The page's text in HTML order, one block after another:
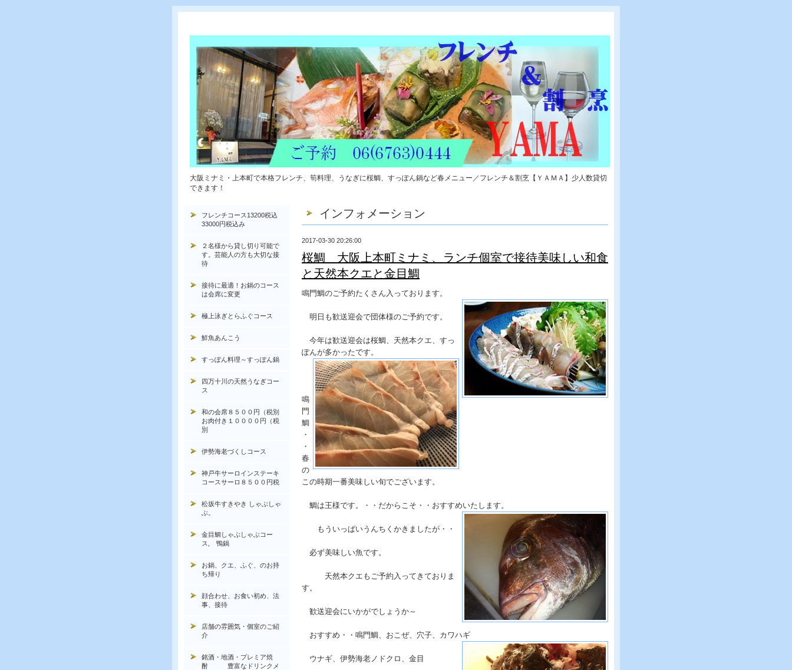
大阪ミナミ・上本町で本格フレンチ、筍料理、うなぎに桜鯛、すっぽん鍋など春メニュー／フレンチ＆割烹【ＹＡＭＡ】少人数貸切
できます！
インフォメーション
2017-03-30 20:26:00
桜鯛 大阪上本町ミナミ、ランチ個室で接待美味しい和食
と天然本クエと金目鯛
鳴門鯛のご予約たくさん入っております。
明日も歓送迎会で団体様のご予約です。
今年は歓送迎会は桜鯛、天然本クエ、すっ
ぽんが多かったです。
鳴
門
鯛
・
・
春
の
この時期一番美味しい旬でございます。
鯛は王様です。・・だからこそ・・おすすめいたします。
もういっぱいうんちくかきましたが・・
必ず美味しい魚です。
天然本クエもご予約入ってきておりま
す。
歓送迎会にいかがでしょうか～
おすすめ・・鳴門鯛、おこぜ、穴子、カワハギ
ウナギ、伊勢海老ノドクロ、金目
フレンチコース13200税込
33000円税込み
２名様から貸し切り可能で
す。芸能人の方も大切な接
待
接待に最適！お鍋のコース
は会席に変更
極上泳ぎとらふぐコース
鮮魚あんこう
すっぽん料理～すっぽん鍋
四万十川の天然うなぎコー
ス
和の会席８５００円（税別
お肉付き１００００円（税
別
伊勢海老づくしコース
神戸牛サーロインステーキ
コースサーロ８５００円税
松坂牛すきやき しゃぶしゃ
ぶ。
金目鯛しゃぶしゃぶコー
ス, 鴨鍋
お鍋、クエ、ふぐ、のお持
ち帰り
顔合わせ、お食い初め、法
事、接待
店舗の雰囲気・個室のご紹
介
銘酒・地酒・プレミア焼
酎 豊富なドリンクメ